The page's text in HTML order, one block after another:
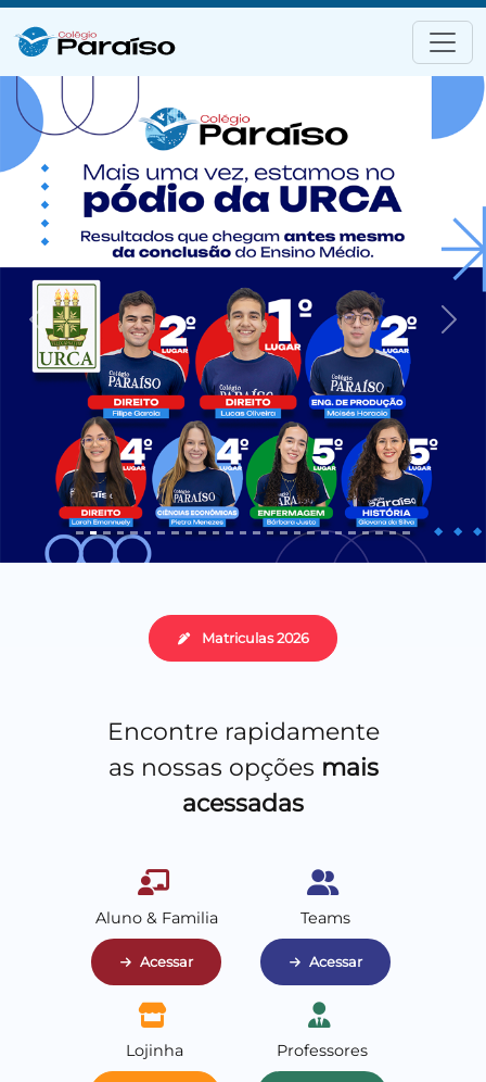
Previous Next
Matriculas 2026
Encontre rapidamente
as nossas opções mais
acessadas
Aluno & Familia
Acessar
Teams
Acessar
Lojinha Professores